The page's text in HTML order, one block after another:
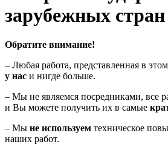
зарубежных
Обратите внимание!
– Любая работа, представленная в
у нас и нигде больше.
– Мы не являемся посредниками, все
и Вы можете получить их в самые
– Мы не используем техническое
наших работ.